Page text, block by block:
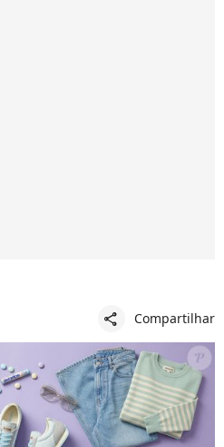
share Compartilhar